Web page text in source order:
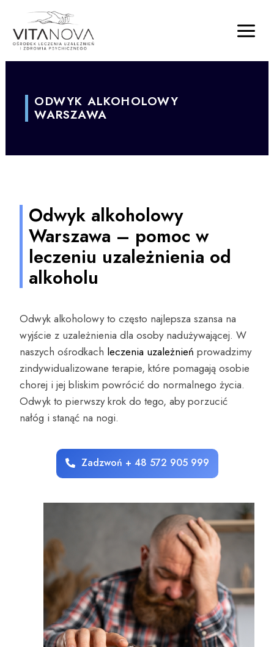
ODWYK ALKOHOLOWY
WARSZAWA
Odwyk alkoholowy
Warszawa – pomoc w
leczeniu uzależnienia od
alkoholu
Odwyk alkoholowy to często najlepsza szansa na
wyjście z uzależnienia dla osoby nadużywającej. W
naszych ośrodkach leczenia uzależnień prowadzimy
zindywidualizowane terapie, które pomagają osobie
chorej i jej bliskim powrócić do normalnego życia.
Odwyk to pierwszy krok do tego, aby porzucić
nałóg i stanąć na nogi.
Zadzwoń + 48 572 905 999